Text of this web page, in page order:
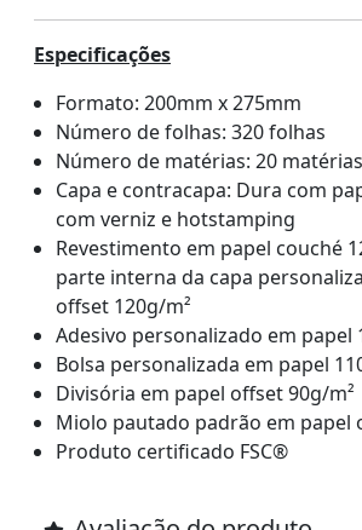
Especificações
Formato: 200mm x 275mm
Número de folhas: 320 folhas
Número de matérias: 20 matérias
Capa e contracapa: Dura com
com verniz e hotstamping
Revestimento em papel couché
parte interna da capa
offset 120g/m²
Adesivo personalizado em papel
Bolsa personalizada em papel
Divisória em papel offset 90g/m²
Miolo pautado padrão em papel
Produto certificado FSC®